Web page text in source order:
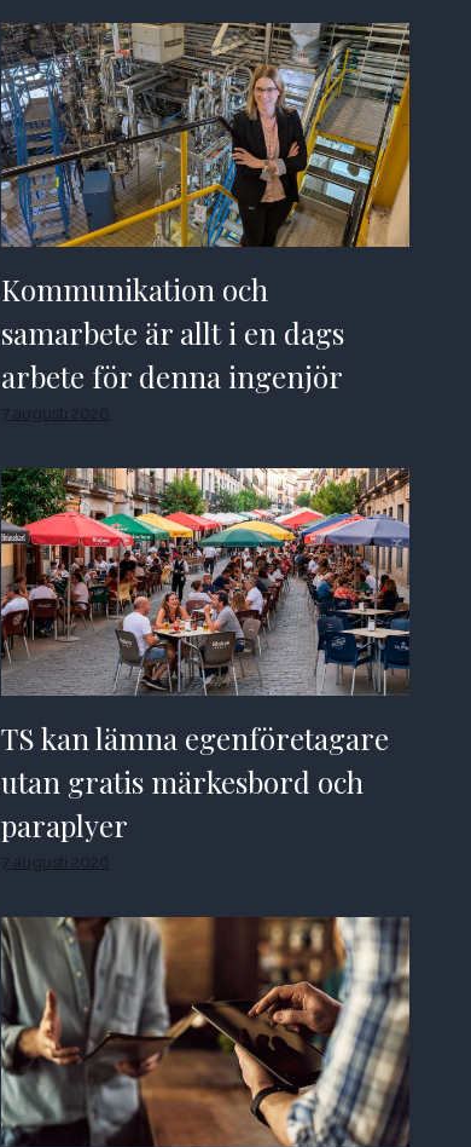
Kommunikation och
samarbete är allt i en dags
arbete för denna ingenjör
7 augusti 2026
TS kan lämna egenföretagare
utan gratis märkesbord och
paraplyer
7 augusti 2026